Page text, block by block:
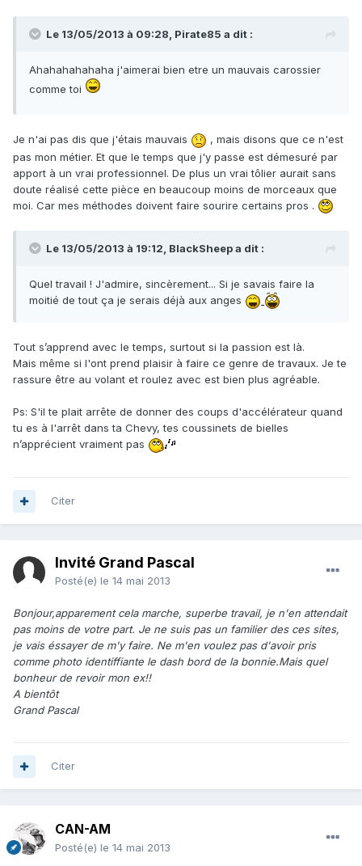
Le 13/05/2013 à 09:28, Pirate85 a dit :
Ahahahahahaha j'aimerai bien etre un mauvais carossier
comme toi
Je n'ai pas dis que j'étais mauvais
, mais disons que ce n'est
pas mon métier. Et que le temps que j'y passe est démesuré par
apport à un vrai professionnel. De plus un vrai tôlier aurait sans
doute réalisé cette pièce en beaucoup moins de morceaux que
moi. Car mes méthodes doivent faire sourire certains pros .
Le 13/05/2013 à 19:12, BlackSheep a dit :
Quel travail ! J'admire, sincèrement... Si je savais faire la
moitié de tout ça je serais déjà aux anges
Tout s’apprend avec le temps, surtout si la passion est là.
Mais même si l'ont prend plaisir à faire ce genre de travaux. Je te
rassure être au volant et roulez avec est bien plus agréable.
Ps: S'il te plait arrête de donner des coups d'accélérateur quand
tu es à l'arrêt dans ta Chevy, tes coussinets de bielles
n’apprécient vraiment pas
Citer
Invité Grand Pascal
Posté(e) le 14 mai 2013
Bonjour,apparement cela marche, superbe travail, je n'en attendait
pas moins de votre part. Je ne suis pas un familier des ces sites,
je vais éssayer de m'y faire. Ne m'en voulez pas d'avoir pris
comme photo identiffiante le dash bord de la bonnie.Mais quel
bonheur de revoir mon ex!!
A bientôt
Grand Pascal
Citer
CAN-AM
Posté(e) le 14 mai 2013